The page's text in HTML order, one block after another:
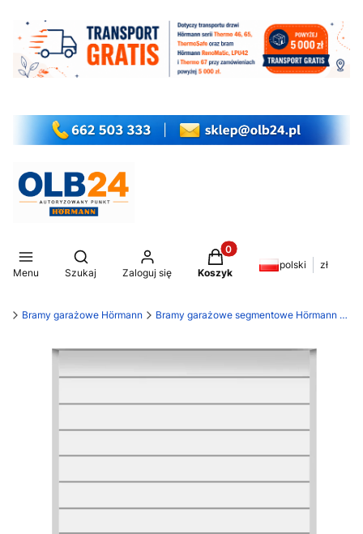
Menu
Otwórz wyszukiwarkę
Szukaj Zaloguj się
Produkty w koszyku: 0.
Koszyk
polski zł
Bramy garażowe Hörmann Bramy garażowe segmentowe Hörmann RenoMatic